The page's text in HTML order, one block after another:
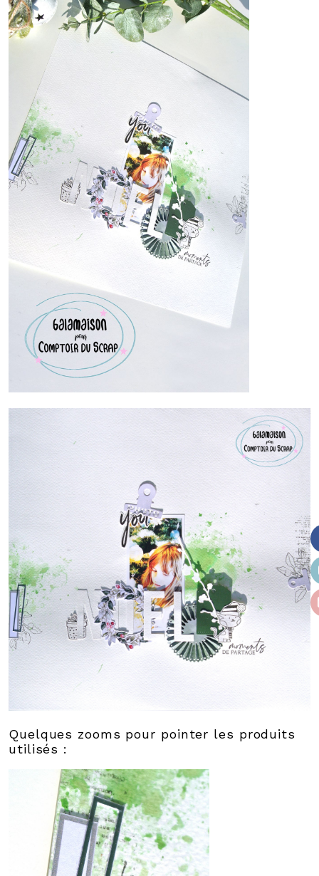
Quelques zooms pour pointer les produits
utilisés :